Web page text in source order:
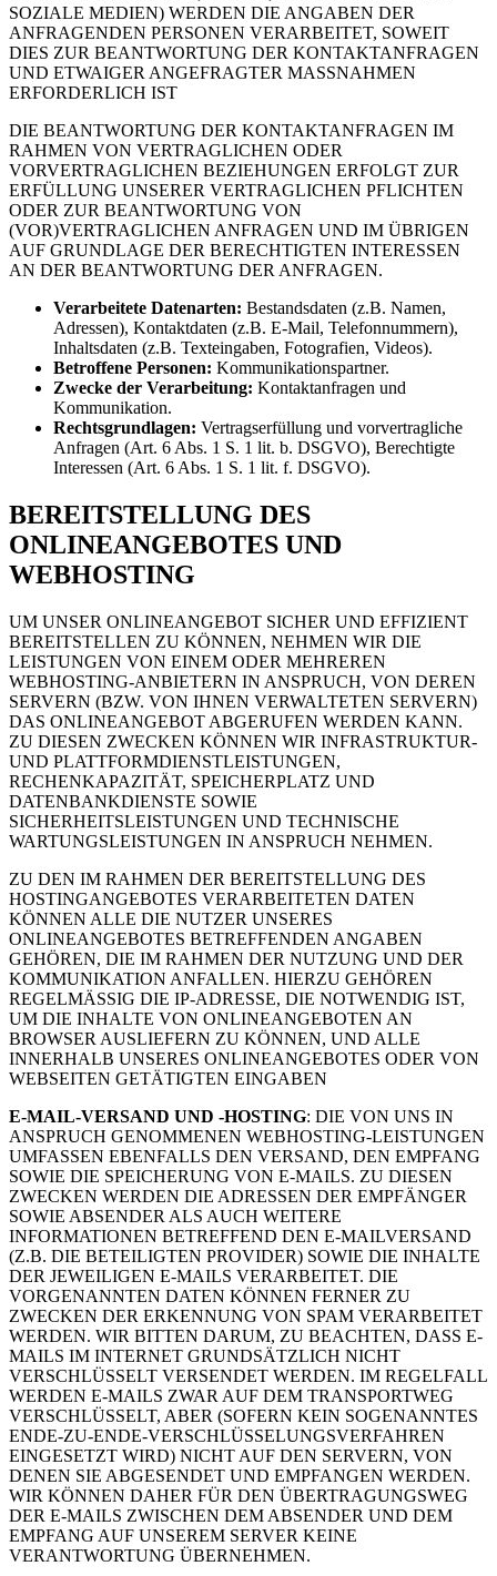
SOZIALE MEDIEN) WERDEN DIE ANGABEN DER
ANFRAGENDEN PERSONEN VERARBEITET, SOWEIT
DIES ZUR BEANTWORTUNG DER KONTAKTANFRAGEN
UND ETWAIGER ANGEFRAGTER MASSNAHMEN
ERFORDERLICH IST
DIE BEANTWORTUNG DER KONTAKTANFRAGEN IM
RAHMEN VON VERTRAGLICHEN ODER
VORVERTRAGLICHEN BEZIEHUNGEN ERFOLGT ZUR
ERFÜLLUNG UNSERER VERTRAGLICHEN PFLICHTEN
ODER ZUR BEANTWORTUNG VON
(VOR)VERTRAGLICHEN ANFRAGEN UND IM ÜBRIGEN
AUF GRUNDLAGE DER BERECHTIGTEN INTERESSEN
AN DER BEANTWORTUNG DER ANFRAGEN.
Verarbeitete Datenarten: Bestandsdaten (z.B. Namen,
Adressen), Kontaktdaten (z.B. E-Mail, Telefonnummern),
Inhaltsdaten (z.B. Texteingaben, Fotografien, Videos).
Betroffene Personen: Kommunikationspartner.
Zwecke der Verarbeitung: Kontaktanfragen und
Kommunikation.
Rechtsgrundlagen: Vertragserfüllung und vorvertragliche
Anfragen (Art. 6 Abs. 1 S. 1 lit. b. DSGVO), Berechtigte
Interessen (Art. 6 Abs. 1 S. 1 lit. f. DSGVO).
BEREITSTELLUNG DES
ONLINEANGEBOTES UND
WEBHOSTING
UM UNSER ONLINEANGEBOT SICHER UND EFFIZIENT
BEREITSTELLEN ZU KÖNNEN, NEHMEN WIR DIE
LEISTUNGEN VON EINEM ODER MEHREREN
WEBHOSTING-ANBIETERN IN ANSPRUCH, VON DEREN
SERVERN (BZW. VON IHNEN VERWALTETEN SERVERN)
DAS ONLINEANGEBOT ABGERUFEN WERDEN KANN.
ZU DIESEN ZWECKEN KÖNNEN WIR INFRASTRUKTUR-
UND PLATTFORMDIENSTLEISTUNGEN,
RECHENKAPAZITÄT, SPEICHERPLATZ UND
DATENBANKDIENSTE SOWIE
SICHERHEITSLEISTUNGEN UND TECHNISCHE
WARTUNGSLEISTUNGEN IN ANSPRUCH NEHMEN.
ZU DEN IM RAHMEN DER BEREITSTELLUNG DES
HOSTINGANGEBOTES VERARBEITETEN DATEN
KÖNNEN ALLE DIE NUTZER UNSERES
ONLINEANGEBOTES BETREFFENDEN ANGABEN
GEHÖREN, DIE IM RAHMEN DER NUTZUNG UND DER
KOMMUNIKATION ANFALLEN. HIERZU GEHÖREN
REGELMÄSSIG DIE IP-ADRESSE, DIE NOTWENDIG IST,
UM DIE INHALTE VON ONLINEANGEBOTEN AN
BROWSER AUSLIEFERN ZU KÖNNEN, UND ALLE
INNERHALB UNSERES ONLINEANGEBOTES ODER VON
WEBSEITEN GETÄTIGTEN EINGABEN
E-MAIL-VERSAND UND -HOSTING: DIE VON UNS IN
ANSPRUCH GENOMMENEN WEBHOSTING-LEISTUNGEN
UMFASSEN EBENFALLS DEN VERSAND, DEN EMPFANG
SOWIE DIE SPEICHERUNG VON E-MAILS. ZU DIESEN
ZWECKEN WERDEN DIE ADRESSEN DER EMPFÄNGER
SOWIE ABSENDER ALS AUCH WEITERE
INFORMATIONEN BETREFFEND DEN E-MAILVERSAND
(Z.B. DIE BETEILIGTEN PROVIDER) SOWIE DIE INHALTE
DER JEWEILIGEN E-MAILS VERARBEITET. DIE
VORGENANNTEN DATEN KÖNNEN FERNER ZU
ZWECKEN DER ERKENNUNG VON SPAM VERARBEITET
WERDEN. WIR BITTEN DARUM, ZU BEACHTEN, DASS E-
MAILS IM INTERNET GRUNDSÄTZLICH NICHT
VERSCHLÜSSELT VERSENDET WERDEN. IM REGELFALL
WERDEN E-MAILS ZWAR AUF DEM TRANSPORTWEG
VERSCHLÜSSELT, ABER (SOFERN KEIN SOGENANNTES
ENDE-ZU-ENDE-VERSCHLÜSSELUNGSVERFAHREN
EINGESETZT WIRD) NICHT AUF DEN SERVERN, VON
DENEN SIE ABGESENDET UND EMPFANGEN WERDEN.
WIR KÖNNEN DAHER FÜR DEN ÜBERTRAGUNGSWEG
DER E-MAILS ZWISCHEN DEM ABSENDER UND DEM
EMPFANG AUF UNSEREM SERVER KEINE
VERANTWORTUNG ÜBERNEHMEN.